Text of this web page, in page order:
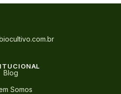
Blog
Somos